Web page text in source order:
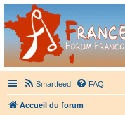
France Didgeridoo
Didgeridoo et Guimbarde sur
Smartfeed FAQ
Accueil du forum